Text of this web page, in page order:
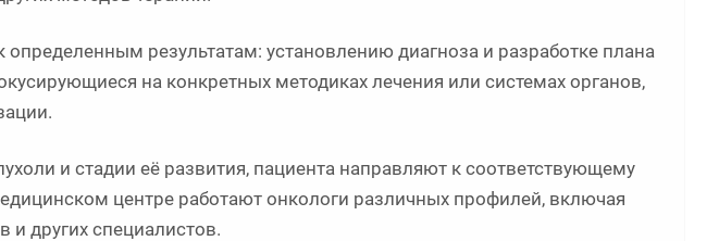
определенным результатам: установлению диагноза и разработке плана
на конкретных методиках лечения или системах органов,
и стадии её развития, пациента направляют к соответствующему
центре работают онкологи различных профилей, включая
и других специалистов.